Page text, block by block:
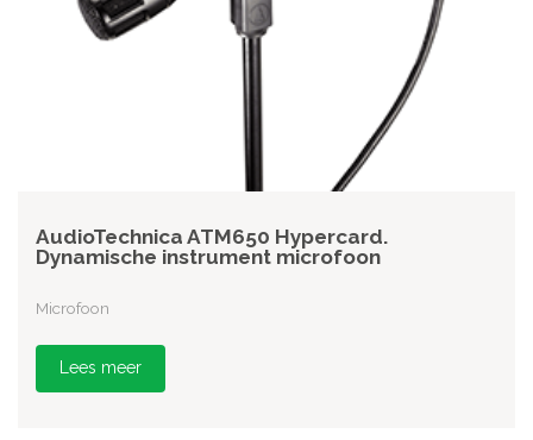
AudioTechnica ATM650 Hypercard.
Dynamische instrument microfoon
Microfoon
Lees meer